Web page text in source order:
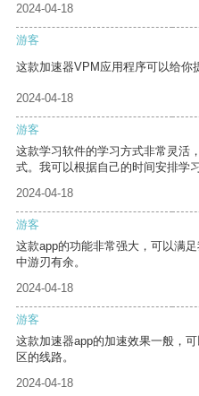
2024-04-18
游客
这款加速器VPM应用程序可以给你
2024-04-18
游客
这款学习软件的学习方式非常灵活
式。我可以根据自己的时间安排学习
2024-04-18
游客
这款app的功能非常强大，可以满
中游刃有余。
2024-04-18
游客
这款加速器app的加速效果一般，
区的线路。
2024-04-18